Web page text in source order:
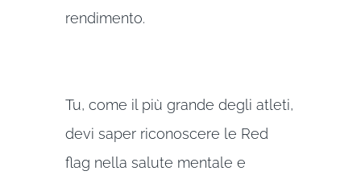
rendimento.
Tu, come il più grande degli atleti,
devi saper riconoscere le Red
flag nella salute mentale e